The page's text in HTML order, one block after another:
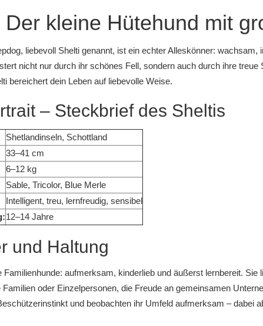
Der kleine Hütehund mit
liebevoll Shelti genannt, ist ein echter Alleskönner:
nicht nur durch ihr schönes Fell, sondern auch durch ihre
bereichert dein Leben auf liebevolle Weise.
– Steckbrief des Sheltis
Shetlandinseln, Schottland
33–41 cm
6–12 kg
Sable, Tricolor, Blue Merle
Intelligent, treu, lernfreudig, sensibel
12–14 Jahre
und Haltung
Familienhunde: aufmerksam, kinderlieb und äußerst lernbereit.
Familien oder Einzelpersonen, die Freude an gemeinsamen
und beobachten ihr Umfeld aufmerksam – dabei